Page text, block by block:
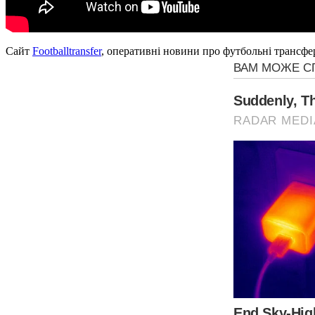
Сайт Footballtransfer, оперативні новини про футбольні